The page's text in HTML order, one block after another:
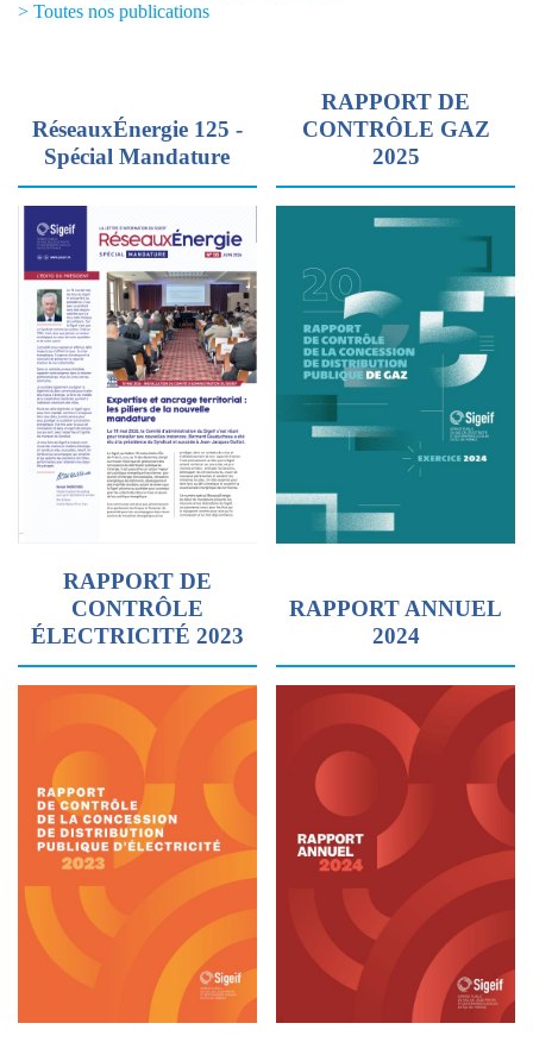
> Toutes nos publications
RéseauxÉnergie 125 -
Spécial Mandature
RAPPORT DE
CONTRÔLE GAZ
2025
RAPPORT DE
CONTRÔLE
ÉLECTRICITÉ 2023
RAPPORT ANNUEL
2024